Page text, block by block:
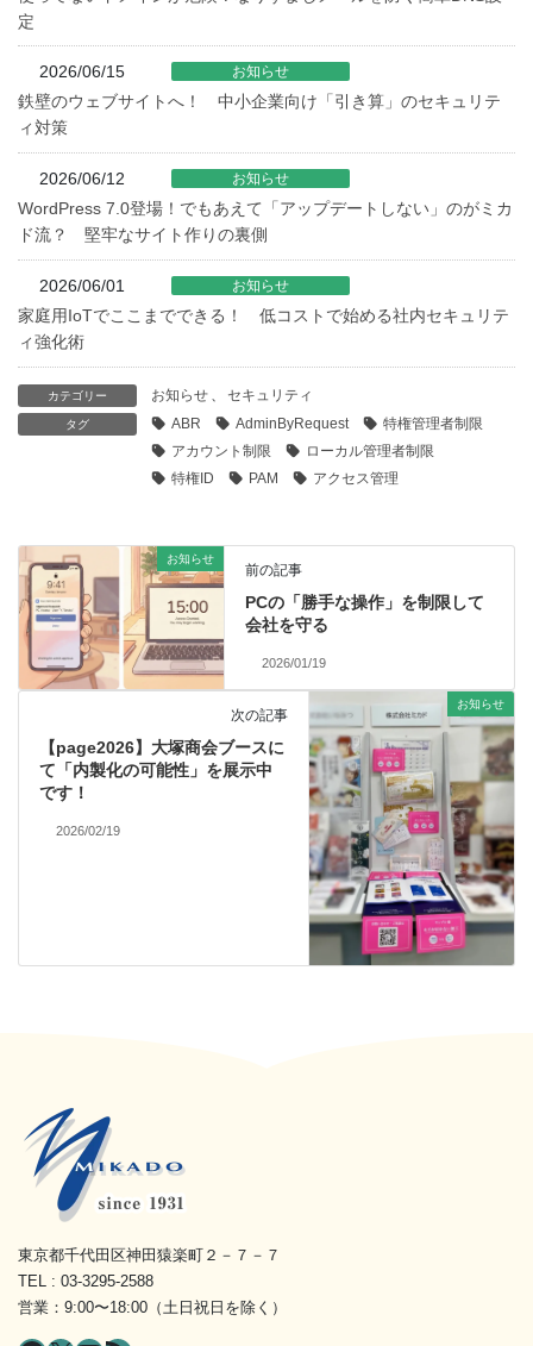
定
2026/06/15 お知らせ
鉄壁のウェブサイトへ！ 中小企業向け「引き算」のセキュリテ
ィ対策
2026/06/12 お知らせ
WordPress 7.0登場！でもあえて「アップデートしない」のがミカ
ド流？ 堅牢なサイト作りの裏側
2026/06/01 お知らせ
家庭用IoTでここまでできる！ 低コストで始める社内セキュリテ
ィ強化術
カテゴリー お知らせ 、 セキュリティ
タグ ABR AdminByRequest
特権管理者制限
アカウント制限
ローカル管理者制限
特権ID
PAM アクセス管理
お知らせ
前の記事
PCの「勝手な操作」を制限して
会社を守る
2026/01/19
お知らせ
次の記事
【page2026】大塚商会ブースに
て「内製化の可能性」を展示中
です！
2026/02/19
東京都千代田区神田猿楽町２－７－７
TEL : 03-3295-2588
営業：9:00〜18:00（土日祝日を除く）